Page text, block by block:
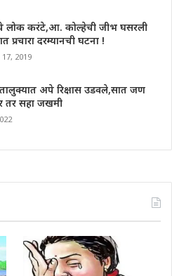
लोक करंटे,आ. कोल्हेची जीभ घसरली
प्रचारा दरम्यानची घटना !
2019
अपे रिक्षास उडवले,सात जण
तर सहा जखमी